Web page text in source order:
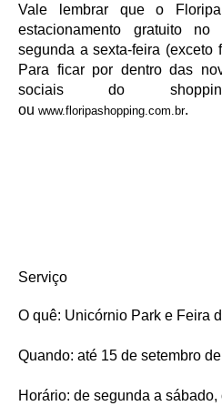
Vale lembrar que o
estacionamento gratuito
segunda a sexta-feira (exceto
Para ficar por dentro das
sociais do shopping
ou www.floripashopping.com.br.
Serviço
O quê: Unicórnio Park e Feira
Quando: até 15 de setembro
Horário: de segunda a